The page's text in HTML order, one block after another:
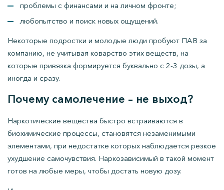
проблемы с финансами и на личном фронте;
любопытство и поиск новых ощущений.
Некоторые подростки и молодые люди пробуют ПАВ за
компанию, не учитывая коварство этих веществ, на
которые привязка формируется буквально с 2-3 дозы, а
иногда и сразу.
Почему самолечение – не выход?
Наркотические вещества быстро встраиваются в
биохимические процессы, становятся незаменимыми
элементами, при недостатке которых наблюдается резкое
ухудшение самочувствия. Наркозависимый в такой момент
готов на любые меры, чтобы достать новую дозу.